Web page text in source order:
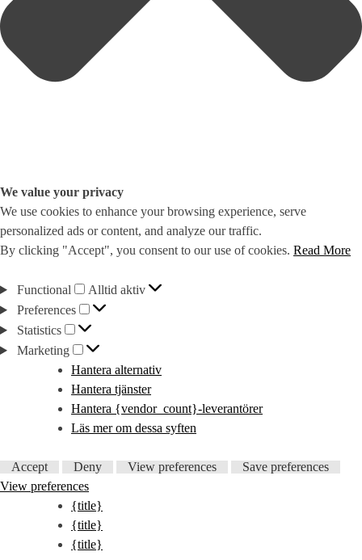
We value your privacy
We use cookies to enhance your browsing experience, serve
personalized ads or content, and analyze our traffic.
By clicking "Accept", you consent to our use of cookies. Read More
Functional Functional
Alltid aktiv
Preferences
Preferences
Statistics
Statistics
Marketing
Marketing
Hantera alternativ
Hantera tjänster
Hantera {vendor_count}-leverantörer
Läs mer om dessa syften
Accept Deny View preferences
Save preferences
View preferences
{title}
{title}
{title}